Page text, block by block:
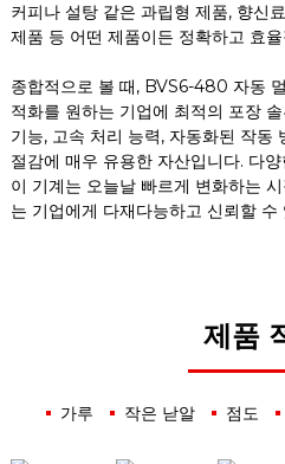
커피나 설탕 같은 과립형 제품, 향신
제품 등 어떤 제품이든 정확하고 효
종합적으로 볼 때, BVS6-480 자동
적화를 원하는 기업에 최적의 포장
기능, 고속 처리 능력, 자동화된 작동
절감에 매우 유용한 자산입니다. 다
이 기계는 오늘날 빠르게 변화하는
는 기업에게 다재다능하고 신뢰할 수
제품
가루 작은 낟알 점도